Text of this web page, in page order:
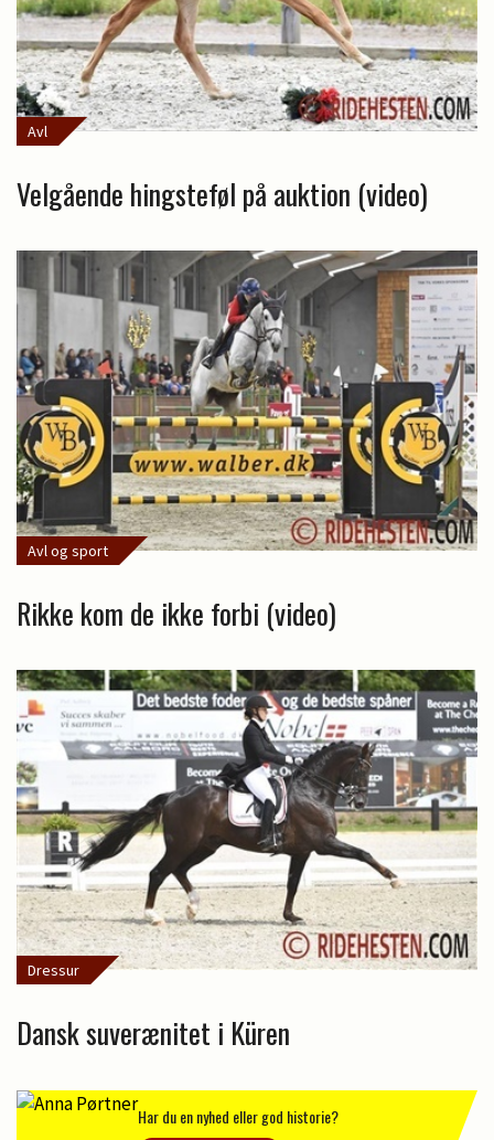
Avl
Velgående hingsteføl på auktion (video)
Avl og sport
Rikke kom de ikke forbi (video)
Dressur
Dansk suverænitet i Küren
Har du en nyhed eller god historie?